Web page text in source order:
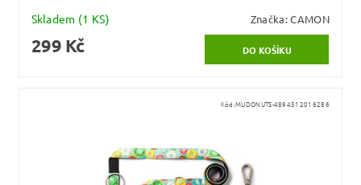
Skladem (1 KS) Značka:CAMON
299 Kč
Kód:MUDONUTS-4894512016286